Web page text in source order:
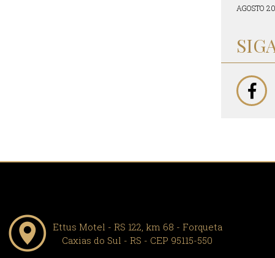
AGOSTO
Ettus Motel - RS 122, km 68 - Forqueta
Caxias do Sul - RS - CEP 95115-550